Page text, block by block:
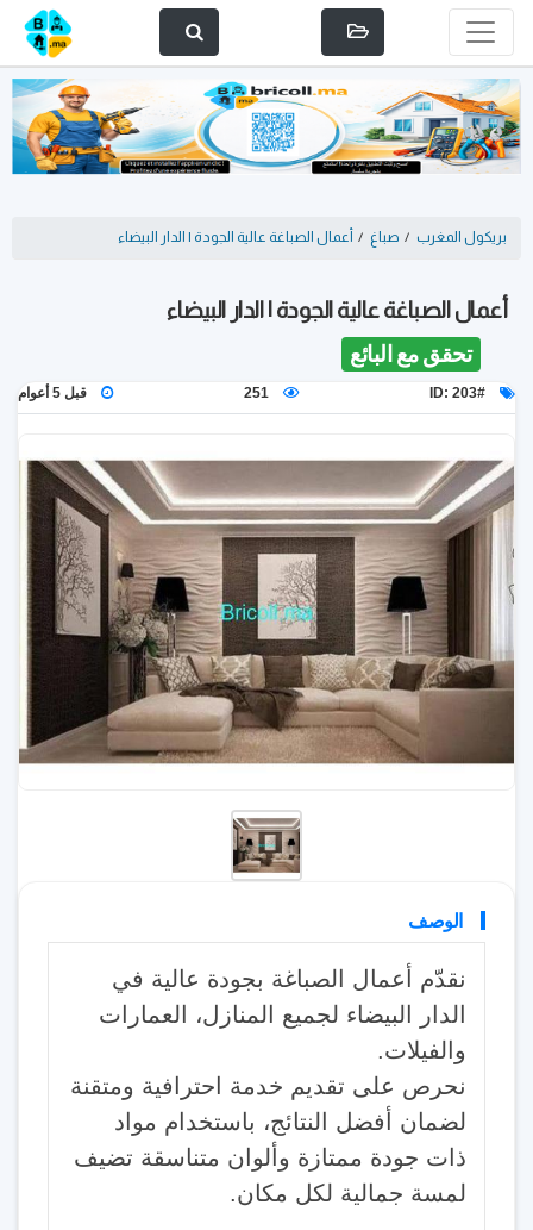
بريكول المغرب / صباغ / أعمال الصباغة عالية الجودة | الدار البيضاء
أعمال الصباغة عالية الجودة | الدار البيضاء
تحقق مع البائع
ID: 203#
251 قبل 5 أعوام
الوصف
نقدّم أعمال الصباغة بجودة عالية في
الدار البيضاء لجميع المنازل، العمارات
والفيلات.
نحرص على تقديم خدمة احترافية ومتقنة
لضمان أفضل النتائج، باستخدام مواد
ذات جودة ممتازة وألوان متناسقة تضيف
لمسة جمالية لكل مكان.